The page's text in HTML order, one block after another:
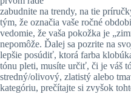
zabudnite na trendy, na tie
tým, že označia vaše ročné
vedomie, že vaša pokožka je
nepomôže. Ďalej sa pozrite na
lepšie posúdiť, ktorá farba
tónu pleti, musíte určiť, či je váš
stredný/olivový, zlatistý alebo
kategóriu, prečítajte si zvyšok